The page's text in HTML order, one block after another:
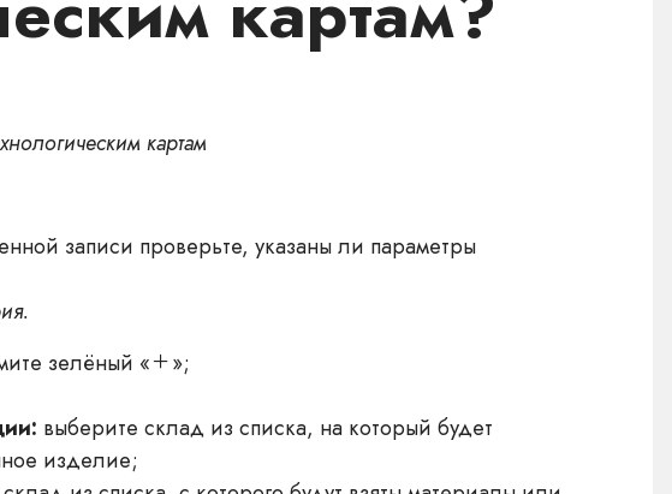
картам
записи проверьте, указаны ли параметры
.
зелёный «
»;
выберите склад из списка, на который будет
изделие;